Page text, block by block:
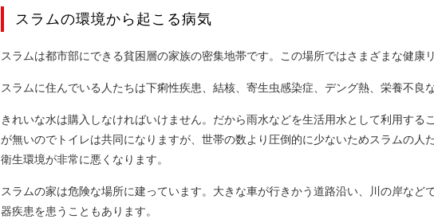
スラムの環境から起こる病気
スラムは都市部にできる貧困層の家族の密集地帯です。この場所ではさまざまな健康
スラムに住んでいる人たちは下痢性疾患、結核、寄生虫感染症、デング熱、栄養不良
きれいな水は購入しなければいけません。だから雨水などを生活用水として利用する
が無いのでトイレは共同になりますが、世帯の数より圧倒的に少ないためスラムの人
衛生環境が非常に悪くなります。
スラムの家は危険な場所に建っています。大きな車が行きかう道路沿い、川の岸など
器疾患を患うこともあります。